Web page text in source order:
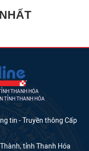
THANH HÓA
TỈNH THANH HÓA
tin - Truyền thông Cấp
tỉnh Thanh Hóa